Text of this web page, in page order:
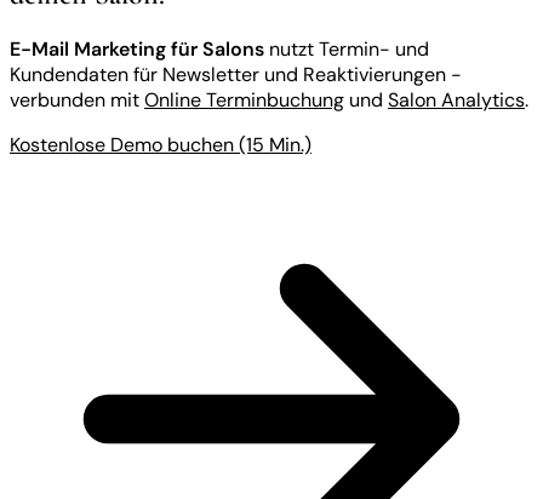
E-Mail Marketing für Salons nutzt Termin- und
Kundendaten für Newsletter und Reaktivierungen -
verbunden mitOnline Terminbuchung und Salon Analytics.
Kostenlose Demo buchen (15 Min.)